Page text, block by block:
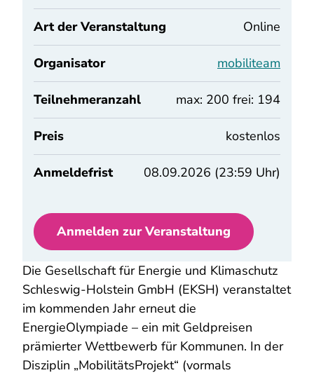
Art der Veranstaltung Online
Organisator mobiliteam
Teilnehmeranzahl max: 200 frei: 194
Preis kostenlos
Anmeldefrist 08.09.2026 (23:59 Uhr)
Anmelden zur Veranstaltung
Die Gesellschaft für Energie und Klimaschutz
Schleswig-Holstein GmbH (EKSH) veranstaltet
im kommenden Jahr erneut die
EnergieOlympiade – ein mit Geldpreisen
prämierter Wettbewerb für Kommunen. In der
Disziplin „MobilitätsProjekt“ (vormals